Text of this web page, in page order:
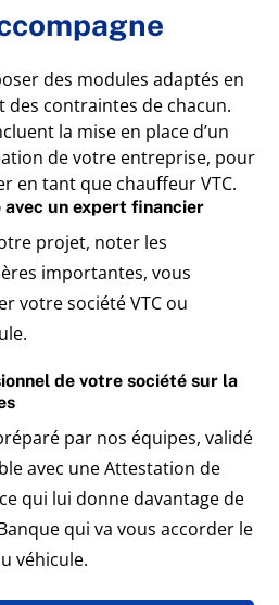
des modules adaptés en
des contraintes de chacun.
la mise en place d’un
de votre entreprise, pour
en tant que chauffeur VTC.
avec un expert financier
projet, noter les
importantes, vous
votre société VTC ou
de votre société sur la
par nos équipes, validé
avec une Attestation de
qui lui donne davantage de
qui va vous accorder le
véhicule.